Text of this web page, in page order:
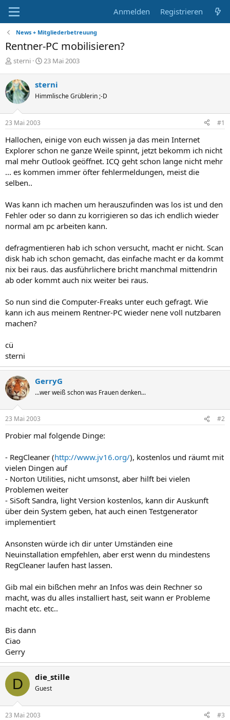
Anmelden Registrieren
News + Mitgliederbetreuung
Rentner-PC mobilisieren?
E
s
t
e
l
l
e
sterni
E
t
e
l
m
23 Mai 2003
sterni
Himmlische Grüblerin ;-D
23 Mai 2003 #1
Hallochen, einige von euch wissen ja das mein Internet
Explorer schon ne ganze Weile spinnt, jetzt bekomm ich nicht
mal mehr Outlook geöffnet. ICQ geht schon lange nicht mehr
... es kommen immer öfter fehlermeldungen, meist die
selben..
Was kann ich machen um herauszufinden was los ist und den
Fehler oder so dann zu korrigieren so das ich endlich wieder
normal am pc arbeiten kann.
defragmentieren hab ich schon versucht, macht er nicht. Scan
disk hab ich schon gemacht, das einfache macht er da kommt
nix bei raus. das ausführlichere bricht manchmal mittendrin
ab oder kommt auch nix weiter bei raus.
So nun sind die Computer-Freaks unter euch gefragt. Wie
kann ich aus meinem Rentner-PC wieder nene voll nutzbaren
machen?
cü
sterni
GerryG
...wer weiß schon was Frauen denken...
23 Mai 2003 #2
Probier mal folgende Dinge:
- RegCleaner (http://www.jv16.org/), kostenlos und räumt mit
vielen Dingen auf
- Norton Utilities, nicht umsonst, aber hilft bei vielen
Problemen weiter
- SiSoft Sandra, light Version kostenlos, kann dir Auskunft
über dein System geben, hat auch einen Testgenerator
implementiert
Ansonsten würde ich dir unter Umständen eine
Neuinstallation empfehlen, aber erst wenn du mindestens
RegCleaner laufen hast lassen.
Gib mal ein bißchen mehr an Infos was dein Rechner so
macht, was du alles installiert hast, seit wann er Probleme
macht etc. etc..
Bis dann
Ciao
Gerry
D die_stille
Guest
23 Mai 2003 #3